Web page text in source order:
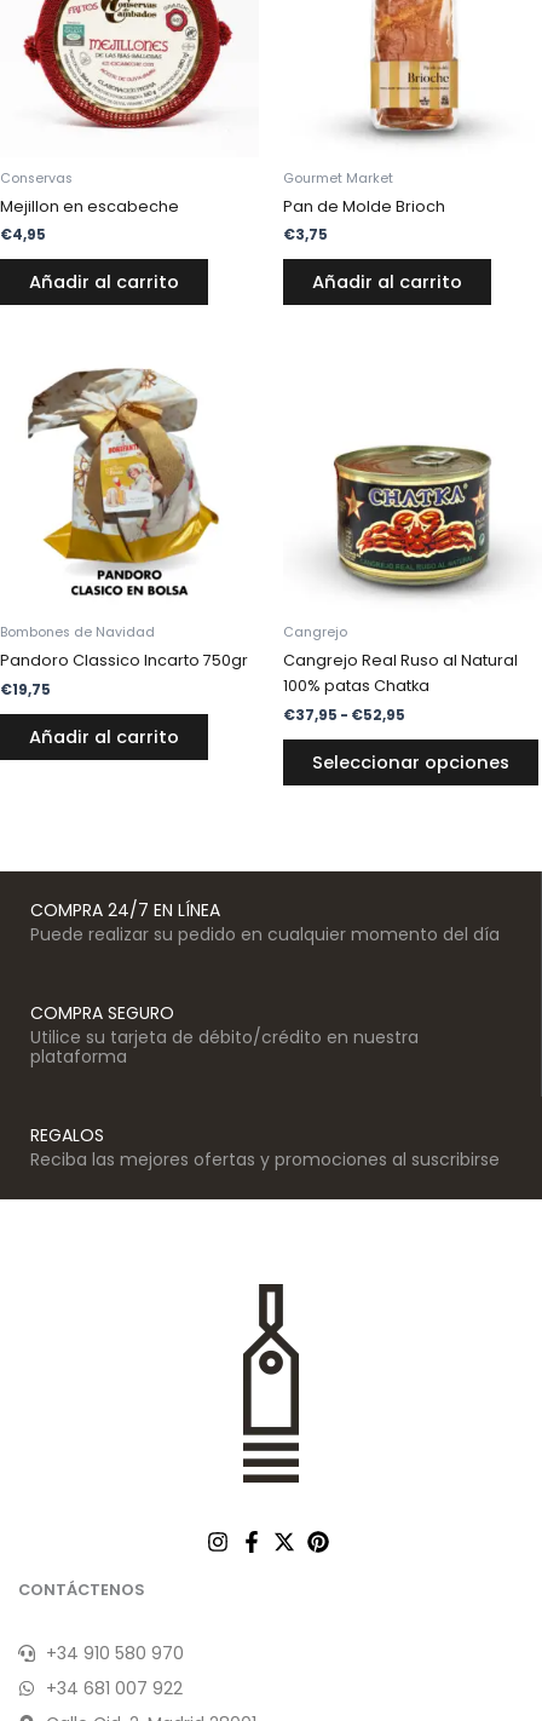
Conservas
Mejillon en escabeche
€4,95
Añadir al carrito
Gourmet Market
Pan de Molde Brioch
€3,75
Añadir al carrito
Bombones de Navidad
Pandoro Classico Incarto 750gr
€19,75
Añadir al carrito
Cangrejo
Cangrejo Real Ruso al Natural
100% patas Chatka
€37,95 - €52,95
hasta
€52,95
Seleccionar opciones
COMPRA 24/7 EN LÍNEA
Puede realizar su pedido en cualquier momento del día
COMPRA SEGURO
Utilice su tarjeta de débito/crédito en nuestra
plataforma
REGALOS
Reciba las mejores ofertas y promociones al suscribirse
CONTÁCTENOS
+34 910 580 970
+34 681 007 922